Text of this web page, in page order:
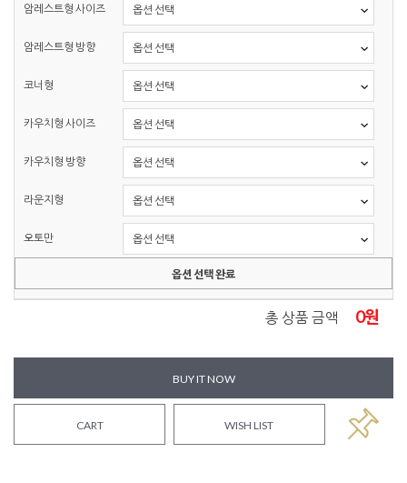
암레스트형 사이즈
암레스트형 방향
코너형
카우치형 사이즈
카우치형 방향
라운지형
오토만
옵션 선택 완료
총 상품 금액 0원
BUY IT NOW
CART WISH LIST